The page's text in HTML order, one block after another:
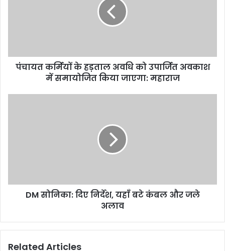
में
समायोजित
पंचायत कर्मियों के हड़ताल अवधि को उपार्जित अवकाश
में समायोजित किया जाएगा: महाराज
जले
DM सोनिका: दिए निर्देश, यहाँ बटे कंबल और जले
अलाव
Related Articles